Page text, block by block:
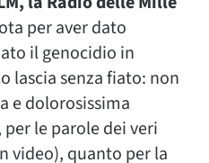
per aver dato
il genocidio in
lascia senza fiato: non
e dolorosissima
le parole dei veri
quanto per la